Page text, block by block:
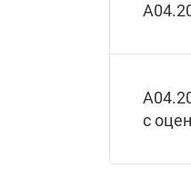
с